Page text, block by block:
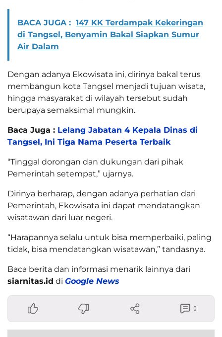
BACA JUGA : 147 KK Terdampak Kekeringan
di Tangsel, Benyamin Bakal Siapkan Sumur
Air Dalam
Dengan adanya Ekowisata ini, dirinya bakal terus
membangun kota Tangsel menjadi tujuan wisata,
hingga masyarakat di wilayah tersebut sudah
berupaya semaksimal mungkin.
Baca Juga : Lelang Jabatan 4 Kepala Dinas di
Tangsel, Ini Tiga Nama Peserta Terbaik
“Tinggal dorongan dan dukungan dari pihak
Pemerintah setempat,” ujarnya.
Dirinya berharap, dengan adanya perhatian dari
Pemerintah, Ekowisata ini dapat mendatangkan
wisatawan dari luar negeri.
“Harapannya selalu untuk bisa memperbaiki, paling
tidak, bisa mendatangkan wisatawan,” tandasnya.
Baca berita dan informasi menarik lainnya dari
siarnitas.id di Google News
0